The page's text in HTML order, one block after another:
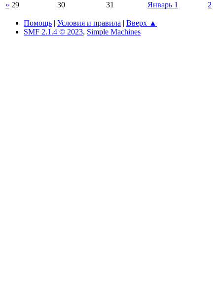
» 29 30 31 Январь 1 2
Помощь | Условия и правила | Вверх ▲
SMF 2.1.4 © 2023, Simple Machines